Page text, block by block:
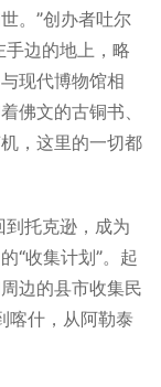
。”创办者吐尔
手边的地上，略
现代博物馆相
佛文的古铜书、
，这里的一切都
到托克逊，成为
“收集计划”。起
边的县市收集民
喀什，从阿勒泰